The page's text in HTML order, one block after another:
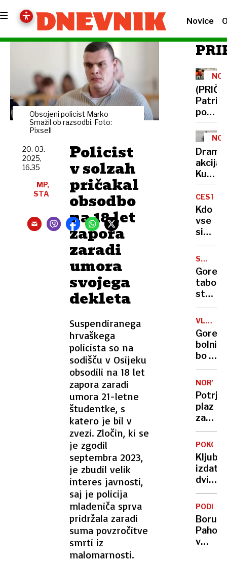
Novice
Obsojeni policist Marko
Smažil ob razsodbi. Foto:
Pixsell
Policist
v solzah
pričakal
obsodbo
na 18 let
zapora
zaradi
umora
svojega
dekleta
Suspendiranega
hrvaškega
policista so na
sodišču v Osijeku
obsodili na 18 let
zapora zaradi
umora 21-letne
študentke, s
katero je bil v
zvezi. Zločin, ki se
je zgodil
septembra 2023,
je zbudil velik
interes javnosti,
saj je policija
mladeniča sprva
pridržala zaradi
suma povzročitve
smrti iz
malomarnosti.
20. 03.
2025,
16.35
MP,
STA
Patrik
po
sedmih
urah
pod
Misel
na
me
je
držala
pri
akcija:
Kuža
junak
izpod
CESTE
Kdo
vse
si
želi
posel
Žale?
SPOLNA
več
kot
20
let
zapora
zaradi
VLADNA
bo v
Kranju:
zakaj?
plaz
zasul
tri
dva
tretjo
osebo
še
iščejo
Kljub
rast
še
naprej
za
Borut
Pahor
v